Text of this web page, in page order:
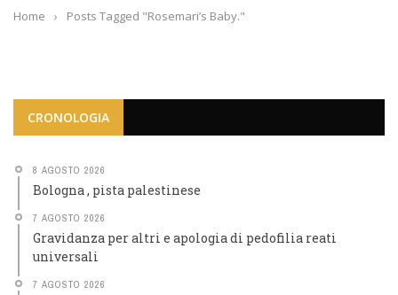
Home › Posts Tagged "Rosemari’s Baby."
CRONOLOGIA
8 AGOSTO 2026
Bologna , pista palestinese
7 AGOSTO 2026
Gravidanza per altri e apologia di pedofilia reati
universali
7 AGOSTO 2026